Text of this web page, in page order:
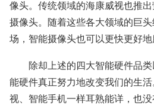
像头。传统领域的海康威视也推
摄像头。随着这些各大领域的巨
场，智能摄像头也可以更快更好地
除却上述的四大智能硬件品类
能硬件真正努力地改变我们的生
视、智能手机一样耳熟能详，也没